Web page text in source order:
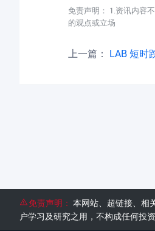
免责声明： 1.资讯内容
的观点或立场
上一篇： LAB 短时
免责声明： 本网站、超链接、相
户学习及研究之用，不构成任何投